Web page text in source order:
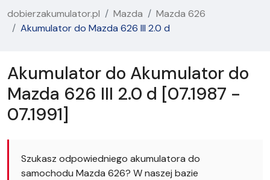
dobierzakumulator.pl Mazda
Mazda 626
Akumulator do Mazda 626 III 2.0 d
Akumulator do Akumulator do
Mazda 626 III 2.0 d [07.1987 -
07.1991]
Szukasz odpowiedniego akumulatora do
samochodu Mazda 626? W naszej bazie